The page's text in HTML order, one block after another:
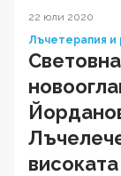
22 юли 2020
Лъчетерапия и